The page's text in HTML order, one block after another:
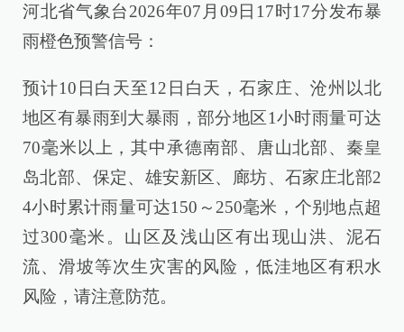
河北省气象台2026年07月09日17时17分发布暴
雨橙色预警信号：
预计10日白天至12日白天，石家庄、沧州以北
地区有暴雨到大暴雨，部分地区1小时雨量可达
70毫米以上，其中承德南部、唐山北部、秦皇
岛北部、保定、雄安新区、廊坊、石家庄北部2
4小时累计雨量可达150～250毫米，个别地点超
过300毫米。山区及浅山区有出现山洪、泥石
流、滑坡等次生灾害的风险，低洼地区有积水
风险，请注意防范。